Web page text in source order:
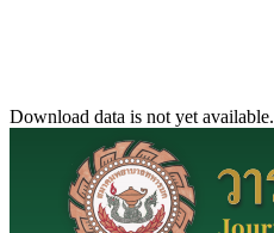
Download data is not yet available.